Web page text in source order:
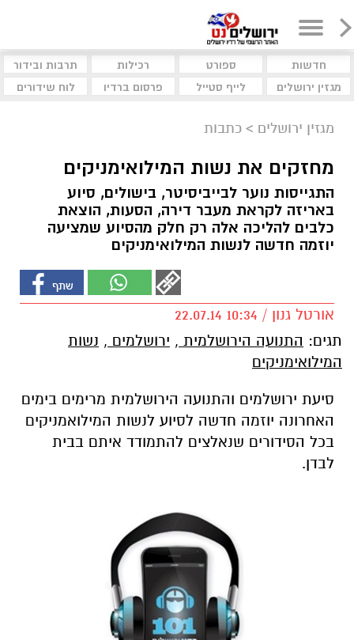
חדשות ספורט רכילות
תרבות ובידור
מגזין ירושלים
לייף סטייל פרסום ברדיו לוח שידורים
מגזין ירושלים > כתבות
מחזקים את נשות המילואימניקים
התגייסות נוער לבייביסיטר, בישולים, סיוע
באריזה לקראת מעבר דירה, הסעות, הוצאת
כלבים להליכה אלה רק חלק מהסיוע שמציעה
יוזמה חדשה לנשות המילואימניקים
אורטל גנון / 10:34 22.07.14
תגים: התנועה הירושלמית , ירושלמים , נשות
המילואימניקים
סיעת ירושלמים והתנועה הירושלמית מרימים בימים
האחרונה יוזמה חדשה לסיוע לנשות המילואמניקים
בכל הסידורים שנאלצים להתמודד איתם בבית
לבדן.